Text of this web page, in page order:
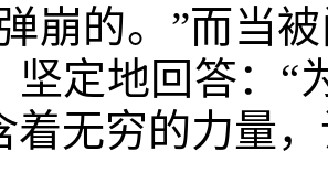
崩的。”而当
坚定地回答：“
着无穷的力量